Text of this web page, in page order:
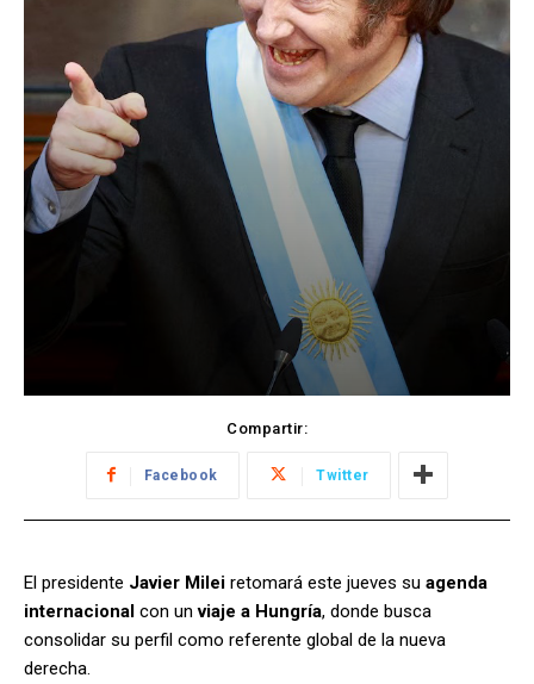
Compartir:
Facebook Twitter
El presidente Javier Milei retomará este jueves su agenda
internacional con unviaje a Hungría, donde busca
consolidar su perfil como referente global de la nueva
derecha.